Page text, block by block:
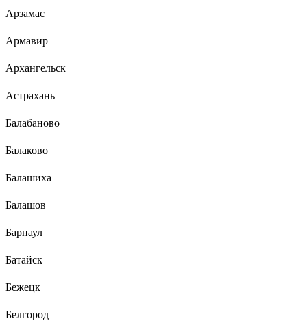
Арзамас
Армавир
Архангельск
Астрахань
Балабаново
Балаково
Балашиха
Балашов
Барнаул
Батайск
Бежецк
Белгород